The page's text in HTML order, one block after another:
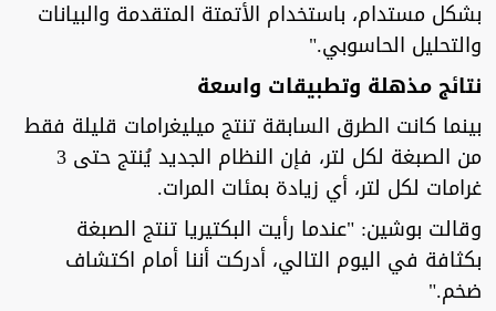
بشكل مستدام، باستخدام الأتمتة المتقدمة والبيانات
والتحليل الحاسوبي."
نتائج مذهلة وتطبيقات واسعة
بينما كانت الطرق السابقة تنتج ميليغرامات قليلة فقط
من الصبغة لكل لتر، فإن النظام الجديد يُنتج حتى 3
غرامات لكل لتر، أي زيادة بمئات المرات.
وقالت بوشين: "عندما رأيت البكتيريا تنتج الصبغة
بكثافة في اليوم التالي، أدركت أننا أمام اكتشاف
ضخم."